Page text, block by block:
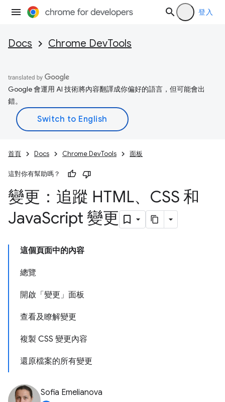
登入
Docs Chrome DevTools
Google 會運用 AI 技術將內容翻譯成你偏好的語言，但可能會出
錯。
首頁 Docs Chrome DevTools 面板
這對你有幫助嗎？
變更：追蹤 HTML、CSS 和
JavaScript 變更
這個頁面中的內容
總覽
開啟「變更」面板
查看及瞭解變更
複製 CSS 變更內容
還原檔案的所有變更
Sofia Emelianova